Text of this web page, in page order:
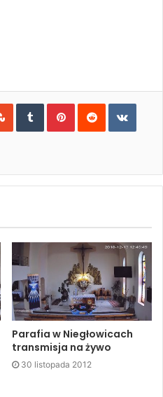
StumbleUpon Tumblr Pinterest Reddit
Parafia w Niegłowicach
transmisja na żywo
30 listopada 2012